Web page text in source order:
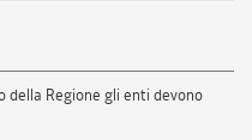
della Regione gli enti devono